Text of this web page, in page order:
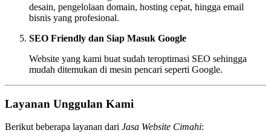
desain, pengelolaan domain, hosting cepat, hingga email
bisnis yang profesional.
SEO Friendly dan Siap Masuk Google
Website yang kami buat sudah teroptimasi SEO sehingga
mudah ditemukan di mesin pencari seperti Google.
Layanan Unggulan Kami
Berikut beberapa layanan dari Jasa Website Cimahi: